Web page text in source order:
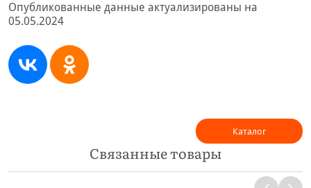
Опубликованные данные актуализированы на
05.05.2024
Связанные товары
Каталог